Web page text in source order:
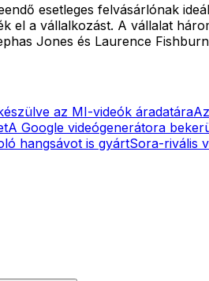
esetleges felvásárlónak
el a vállalkozást. A vállalat
Jones és Laurence
az MI-videók áradatára
A Google videógenerátora
hangsávot is gyártSora-rivális